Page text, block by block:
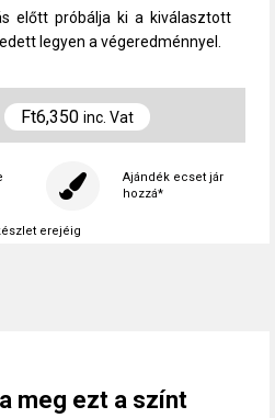
előtt próbálja ki a kiválasztott
legyen a végeredménnyel.
Ft6,350 inc. Vat
Ajándék ecset jár
hozzá*
erejéig
meg ezt a színt